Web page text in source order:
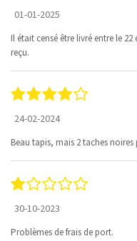
01-01-2025
Il était censé être livré entre le
reçu.
24-02-2024
Beau tapis, mais 2 taches noires
30-10-2023
Problèmes de frais de port.